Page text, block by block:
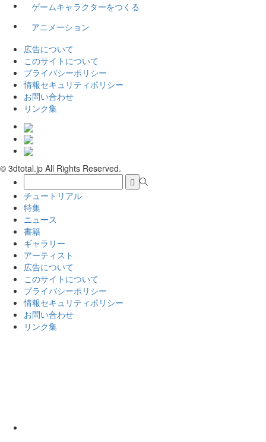
ゲームキャラクターをつくる
アニメーション
広告について
このサイトについて
プライバシーポリシー
情報セキュリティポリシー
お問い合わせ
リンク集
© 3dtotal.jp All Rights Reserved.
チュートリアル
特集
ニュース
書籍
ギャラリー
アーティスト
広告について
このサイトについて
プライバシーポリシー
情報セキュリティポリシー
お問い合わせ
リンク集